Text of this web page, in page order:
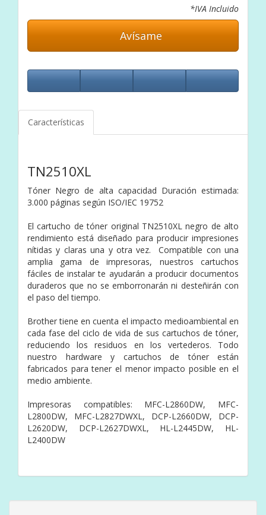
*IVA Incluido
Avísame
Características
TN2510XL
Tóner Negro de alta capacidad Duración estimada:
3.000 páginas según ISO/IEC 19752
El cartucho de tóner original TN2510XL negro de alto
rendimiento está diseñado para producir impresiones
nítidas y claras una y otra vez. Compatible con una
amplia gama de impresoras, nuestros cartuchos
fáciles de instalar te ayudarán a producir documentos
duraderos que no se emborronarán ni desteñirán con
el paso del tiempo.
Brother tiene en cuenta el impacto medioambiental en
cada fase del ciclo de vida de sus cartuchos de tóner,
reduciendo los residuos en los vertederos. Todo
nuestro hardware y cartuchos de tóner están
fabricados para tener el menor impacto posible en el
medio ambiente.
Impresoras compatibles: MFC-L2860DW, MFC-
L2800DW, MFC-L2827DWXL, DCP-L2660DW, DCP-
L2620DW, DCP-L2627DWXL, HL-L2445DW, HL-
L2400DW